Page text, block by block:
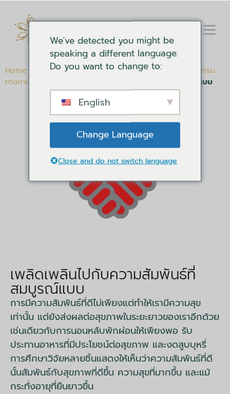
Home เอกสารการพัฒนาตนเอง -คลังข้อมูลการเขียนโปรแกรม
ทางภาษาประสาท
เพลิดเพลินไปกับความสัมพันธ์ที่สมบูรณ์แบบ
เพลิดเพลินไปกับความสัมพันธ์ที่
สมบูรณ์แบบ
การมีความสัมพันธ์ที่ดีไม่เพียงแต่ทำให้เรามีความสุข
เท่านั้น แต่ยังส่งผลต่อสุขภาพในระยะยาวของเราอีกด้วย
เช่นเดียวกับการนอนหลับพักผ่อนให้เพียงพอ รับ
ประทานอาหารที่มีประโยชน์ต่อสุขภาพ และงดสูบบุหรี่
การศึกษาวิจัยหลายชิ้นแสดงให้เห็นว่าความสัมพันธ์ที่ดี
นั้นสัมพันธ์กับสุขภาพที่ดีขึ้น ความสุขที่มากขึ้น และแม้
กระทั่งอายุที่ยืนยาวขึ้น
We've detected you might be
speaking a different language.
Do you want to change to:
English
Change Language
Close and do not switch language